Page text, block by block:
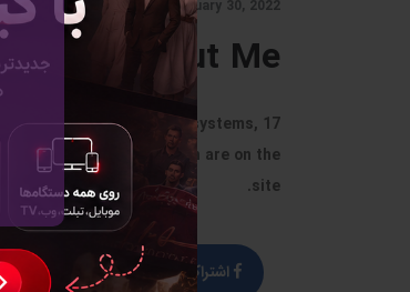
January 30, 2022 - توسط مدیر
About Me
security systems, office systems,
limited examples of which are on the
site.
اشتراک گذاری توییت